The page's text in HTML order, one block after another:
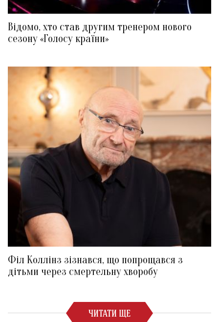
Відомо, хто став другим тренером нового
сезону «Голосу країни»
Філ Коллінз зізнався, що попрощався з
дітьми через смертельну хворобу
ЧИТАТИ ЩЕ